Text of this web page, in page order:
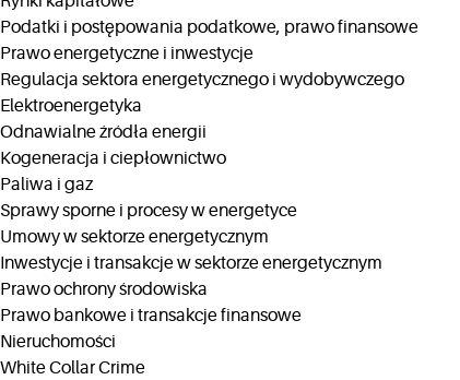
Podatki i postępowania podatkowe, prawo finansowe
Prawo energetyczne i inwestycje
Regulacja sektora energetycznego i wydobywczego
Elektroenergetyka
Odnawialne źródła energii
Kogeneracja i ciepłownictwo
Paliwa i gaz
Sprawy sporne i procesy w energetyce
Umowy w sektorze energetycznym
Inwestycje i transakcje w sektorze energetycznym
Prawo ochrony środowiska
Prawo bankowe i transakcje finansowe
Nieruchomości
White Collar Crime